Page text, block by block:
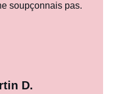
soupçonnais pas.
D.